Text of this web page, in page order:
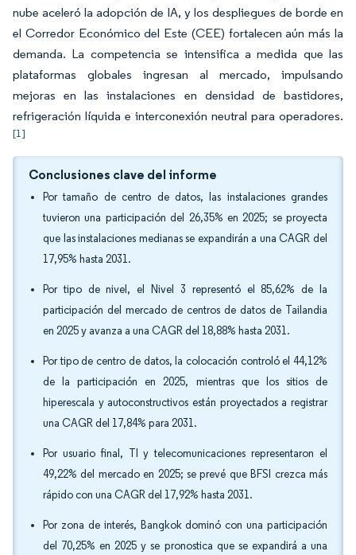
nube aceleró la adopción de IA, y los despliegues de borde en
el Corredor Económico del Este (CEE) fortalecen aún más la
demanda. La competencia se intensifica a medida que las
plataformas globales ingresan al mercado, impulsando
mejoras en las instalaciones en densidad de bastidores,
refrigeración líquida e interconexión neutral para operadores.
[1]
Conclusiones clave del informe
Por tamaño de centro de datos, las instalaciones grandes
tuvieron una participación del 26,35% en 2025; se proyecta
que las instalaciones medianas se expandirán a una CAGR del
17,95% hasta 2031.
Por tipo de nivel, el Nivel 3 representó el 85,62% de la
participación del mercado de centros de datos de Tailandia
en 2025 y avanza a una CAGR del 18,88% hasta 2031.
Por tipo de centro de datos, la colocación controló el 44,12%
de la participación en 2025, mientras que los sitios de
hiperescala y autoconstructivos están proyectados a registrar
una CAGR del 17,84% para 2031.
Por usuario final, TI y telecomunicaciones representaron el
49,22% del mercado en 2025; se prevé que BFSI crezca más
rápido con una CAGR del 17,92% hasta 2031.
Por zona de interés, Bangkok dominó con una participación
del 70,25% en 2025 y se pronostica que se expandirá a una